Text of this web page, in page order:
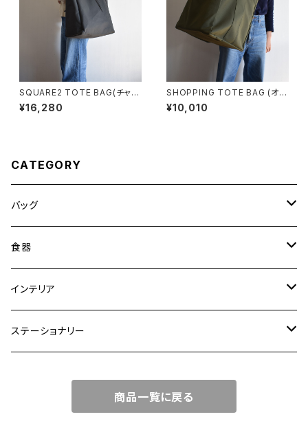
SQUARE2 TOTE BAG(チャコ
ール/グレー）
¥16,280
SHOPPING TOTE BAG (オリ
ーブ/カーキ)
¥10,010
CATEGORY
バッグ
トートバッグ
ショルダーバッグ
ワンハンドルバッグ
食器
大皿
中皿
インテリア
花瓶・フラワーベース
ステーショナリー
マガジンカバー
商品一覧に戻る